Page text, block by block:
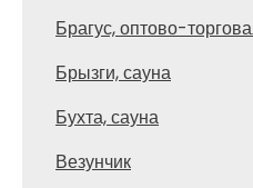
Брагус, оптово-
Брызги, сауна
Бухта, сауна
Везунчик